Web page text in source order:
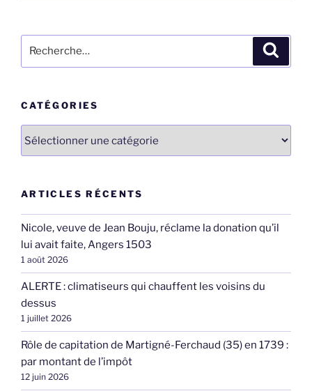
pour
CATÉGORIES
ARTICLES RÉCENTS
Nicole, veuve de Jean Bouju, réclame la donation qu’il
lui avait faite, Angers 1503
1 août 2026
ALERTE : climatiseurs qui chauffent les voisins du
dessus
1 juillet 2026
Rôle de capitation de Martigné-Ferchaud (35) en 1739 :
par montant de l’impôt
12 juin 2026